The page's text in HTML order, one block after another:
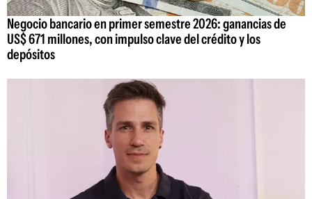
Negocio bancario en primer semestre 2026: ganancias de
US$ 671 millones, con impulso clave del crédito y los
depósitos